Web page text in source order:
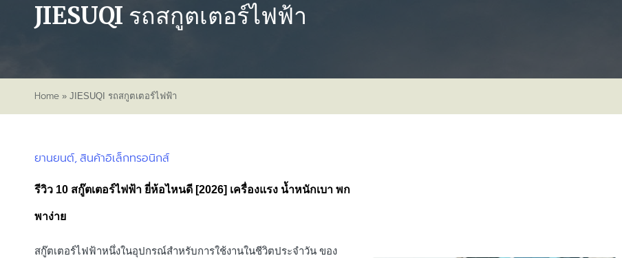
JIESUQI รถสกูตเตอร์ไฟฟ้า
Home » JIESUQI รถสกูตเตอร์ไฟฟ้า
Posted
ยานยนต์ สินค้าอิเล็กทรอนิกส์
รีวิว 10 สกู๊ตเตอร์ไฟฟ้า ยี่ห้อไหนดี [2026] เครื่องแรง น้ำหนักเบา พก
พาง่าย
สกู๊ตเตอร์ไฟฟ้าหนึ่งในอุปกรณ์สำหรับการใช้งานในชีวิตประจำวัน ของ